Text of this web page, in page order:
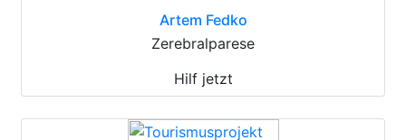
Artem Fedko
Zerebralparese
Hilf jetzt